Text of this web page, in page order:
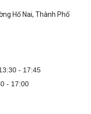
Hố Nai, Thành Phố
- 17:45
- 17:00